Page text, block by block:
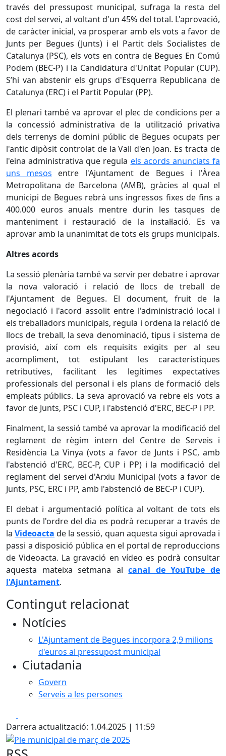
través del pressupost municipal, sufraga la resta del
cost del servei, al voltant d'un 45% del total. L'aprovació,
de caràcter inicial, va prosperar amb els vots a favor de
Junts per Begues (Junts) i el Partit dels Socialistes de
Catalunya (PSC), els vots en contra de Begues En Comú
Podem (BEC-P) i la Candidatura d'Unitat Popular (CUP).
S’hi van abstenir els grups d'Esquerra Republicana de
Catalunya (ERC) i el Partit Popular (PP).
El plenari també va aprovar el plec de condicions per a
la concessió administrativa de la utilització privativa
dels terrenys de domini públic de Begues ocupats per
l'antic dipòsit controlat de la Vall d'en Joan. Es tracta de
l'eina administrativa que regula els acords anunciats fa
uns mesos entre l'Ajuntament de Begues i l'Àrea
Metropolitana de Barcelona (AMB), gràcies al qual el
municipi de Begues rebrà uns ingressos fixes de fins a
400.000 euros anuals mentre durin les tasques de
manteniment i restauració de la instal·lació. Es va
aprovar amb la unanimitat de tots els grups municipals.
Altres acords
La sessió plenària també va servir per debatre i aprovar
la nova valoració i relació de llocs de treball de
l'Ajuntament de Begues. El document, fruit de la
negociació i l'acord assolit entre l'administració local i
els treballadors municipals, regula i ordena la relació de
llocs de treball, la seva denominació, tipus i sistema de
provisió, així com els requisits exigits per al seu
acompliment, tot estipulant les característiques
retributives, facilitant les legítimes expectatives
professionals del personal i els plans de formació dels
empleats públics. La seva aprovació va rebre els vots a
favor de Junts, PSC i CUP, i l'abstenció d'ERC, BEC-P i PP.
Finalment, la sessió també va aprovar la modificació del
reglament de règim intern del Centre de Serveis i
Residència La Vinya (vots a favor de Junts i PSC, amb
l'abstenció d'ERC, BEC-P, CUP i PP) i la modificació del
reglament del servei d'Arxiu Municipal (vots a favor de
Junts, PSC, ERC i PP, amb l'abstenció de BEC-P i CUP).
El debat i argumentació política al voltant de tots els
punts de l'ordre del dia es podrà recuperar a través de
laVideoacta de la sessió, quan aquesta sigui aprovada i
passi a disposició pública en el portal de reproduccions
de Videoacta. La gravació en vídeo es podrà consultar
aquesta mateixa setmana alcanal de YouTube de
l'Ajuntament.
Contingut relacionat
Notícies
L'Ajuntament de Begues incorpora 2,9 milions
d'euros al pressupost municipal
Ciutadania
Govern
Serveis a les persones
Darrera actualització: 1.04.2025 | 11:59
Ple municipal de març de 2025